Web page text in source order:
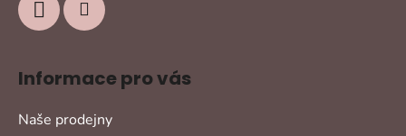
Informace pro vás
Naše prodejny